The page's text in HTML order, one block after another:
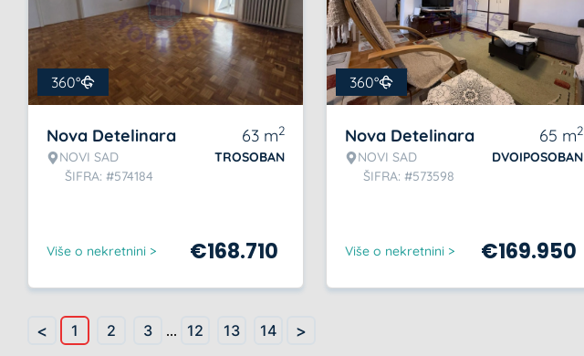
360°
Nova Detelinara
NOVI SAD
ŠIFRA: #574184
63 m2
TROSOBAN
Više o nekretnini > €168.710
360°
Nova Detelinara
NOVI SAD
ŠIFRA: #573598
65 m2
DVOIPOSOBAN
Više o nekretnini > €169.950
< 1 2 3 ... 12 13 14 >